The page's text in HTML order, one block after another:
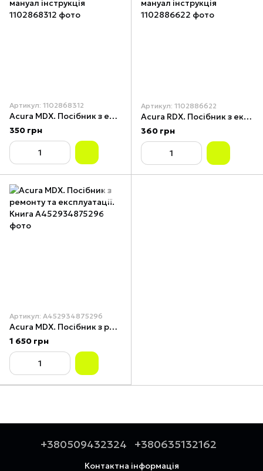
Артикул: 1102868312
Acura MDX. Посібник з експлуатації, книга, мануал інструкція
350 грн
Артикул: 1102886622
Acura RDX. Посібник з експлуатації, книга, мануал інструкція
360 грн
Артикул: A452934875296
Acura MDX. Посібник з ремонту та експлуатації. Книга
1 650 грн
+380509432324 +380635132162
Контактна інформація